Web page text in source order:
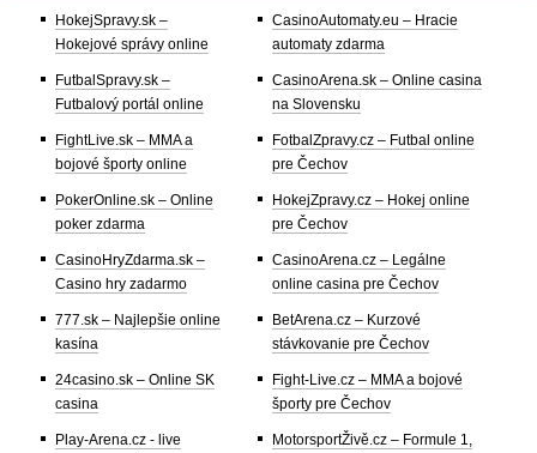
HokejSpravy.sk –
Hokejové správy online
FutbalSpravy.sk –
Futbalový portál online
FightLive.sk – MMA a
bojové športy online
PokerOnline.sk – Online
poker zdarma
CasinoHryZdarma.sk –
Casino hry zadarmo
777.sk – Najlepšie online
kasína
24casino.sk – Online SK
casina
Play-Arena.cz - live
CasinoAutomaty.eu – Hracie
automaty zdarma
CasinoArena.sk – Online casina
na Slovensku
FotbalZpravy.cz – Futbal online
pre Čechov
HokejZpravy.cz – Hokej online
pre Čechov
CasinoArena.cz – Legálne
online casina pre Čechov
BetArena.cz – Kurzové
stávkovanie pre Čechov
Fight-Live.cz – MMA a bojové
športy pre Čechov
MotorsportŽivě.cz – Formule 1,